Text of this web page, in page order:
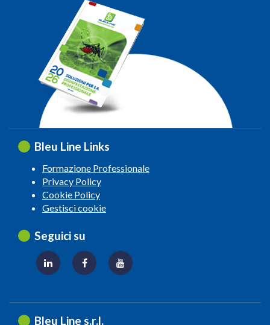
Bleu Line Links
Formazione Professionale
Privacy Policy
Cookie Policy
Gestisci cookie
Seguici su
Bleu Line s.r.l.